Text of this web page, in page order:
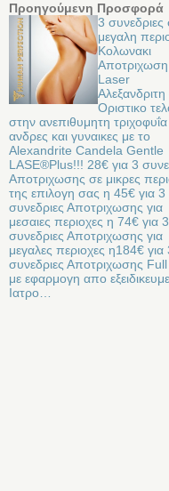
Προηγούμενη Προσφορά
3 συνεδριες
μεγαλη
Κολωνακι
Αποτριχωση
Laser
Αλεξανδριτη
Οριστικο
στην ανεπιθυμητη τριχοφυΐα
ανδρες και γυναικες με το
Alexandrite Candela Gentle
LASE®Plus!!! 28€ για 3
Αποτριχωσης σε μικρες
της επιλογη σας η 45€ για 3
συνεδριες Αποτριχωσης για
μεσαιες περιοχες η 74€ για 3
συνεδριες Αποτριχωσης για
μεγαλες περιοχες η184€ για
συνεδριες Αποτριχωσης
με εφαρμογη απο
Ιατρο…